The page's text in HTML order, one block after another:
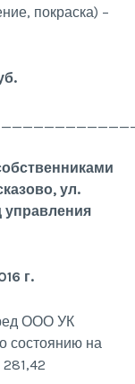
покраска) –
ул.
управления
г.
ООО УК
состоянию на
281,42